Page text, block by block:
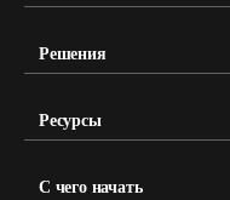
Решения
Ресурсы
С чего начать